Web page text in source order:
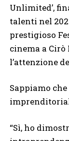
Unlimited’,
talenti nel
prestigioso
cinema a
l’attenzione
Sappiamo
“Sì, ho